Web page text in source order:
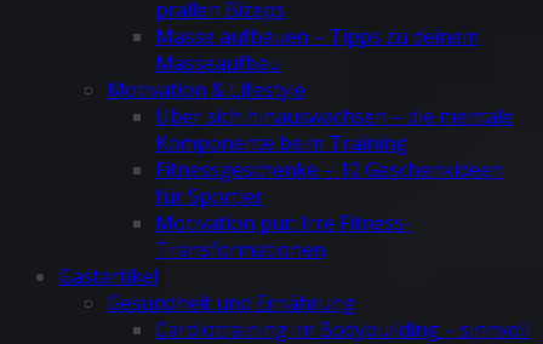
prallen Bizeps
Masse aufbauen – Tipps zu deinem
Masseaufbau
Motivation & Lifestyle
Über sich hinauswachsen – die mentale
Komponente beim Training
Fitnessgeschenke – 10 Geschenkideen
für Sportler
Motivation pur: Irre Fitness-
Transformationen
Gastartikel
Gesundheit und Ernährung
Cardiotraining im Bodybuilding – sinnvoll